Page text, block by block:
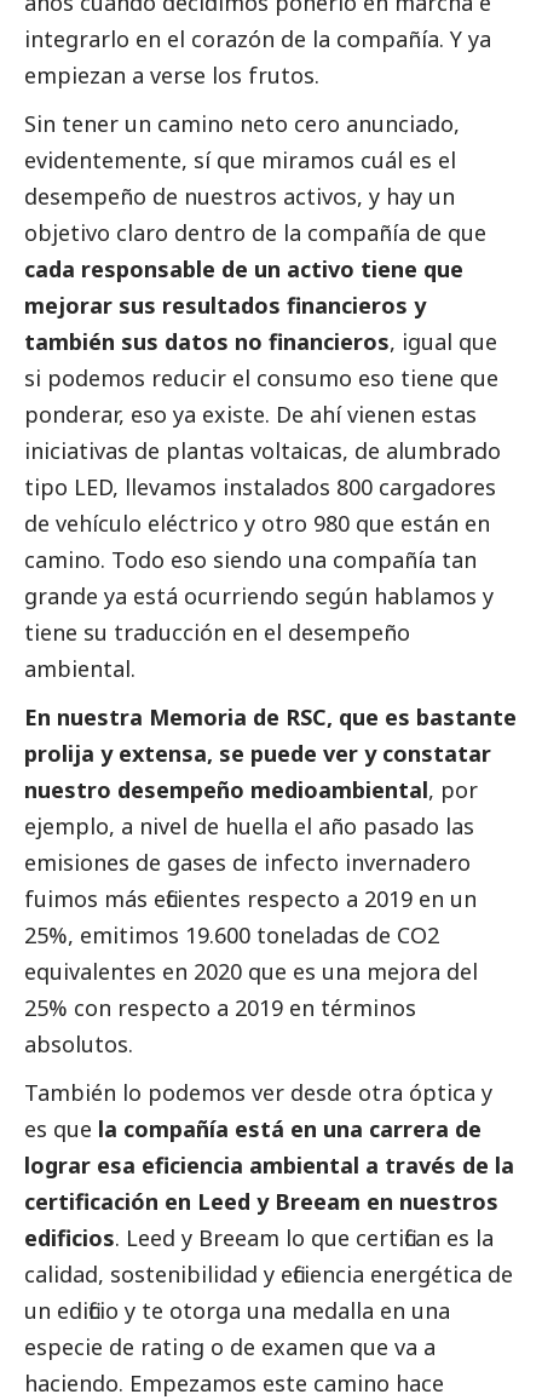
integrarlo en el corazón de la compañía. Y ya
empiezan a verse los frutos.
Sin tener un camino neto cero anunciado,
evidentemente, sí que miramos cuál es el
desempeño de nuestros activos, y hay un
objetivo claro dentro de la compañía de que
cada responsable de un activo tiene que
mejorar sus resultados financieros y
también sus datos no financieros, igual que
si podemos reducir el consumo eso tiene que
ponderar, eso ya existe. De ahí vienen estas
iniciativas de plantas voltaicas, de alumbrado
tipo LED, llevamos instalados 800 cargadores
de vehículo eléctrico y otro 980 que están en
camino. Todo eso siendo una compañía tan
grande ya está ocurriendo según hablamos y
tiene su traducción en el desempeño
ambiental.
En nuestra Memoria de RSC, que es bastante
prolija y extensa, se puede ver y constatar
nuestro desempeño medioambiental, por
ejemplo, a nivel de huella el año pasado las
emisiones de gases de infecto invernadero
fuimos más eficientes respecto a 2019 en un
25%, emitimos 19.600 toneladas de CO2
equivalentes en 2020 que es una mejora del
25% con respecto a 2019 en términos
absolutos.
También lo podemos ver desde otra óptica y
es que la compañía está en una carrera de
lograr esa eficiencia ambiental a través de la
certificación en Leed y Breeam en nuestros
edificios. Leed y Breeam lo que certifican es la
calidad, sostenibilidad y eficiencia energética de
un edificio y te otorga una medalla en una
especie de rating o de examen que va a
haciendo. Empezamos este camino hace